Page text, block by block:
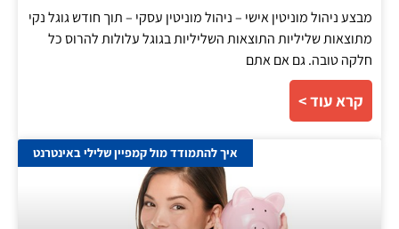
מבצע ניהול מוניטין אישי – ניהול מוניטין עסקי – תוך חודש גוגל נקי
מתוצאות שליליות התוצאות השליליות בגוגל עלולות להרוס כל
חלקה טובה. גם אם אתם
קרא עוד >
איך להתמודד מול קמפיין שלילי באינטרנט